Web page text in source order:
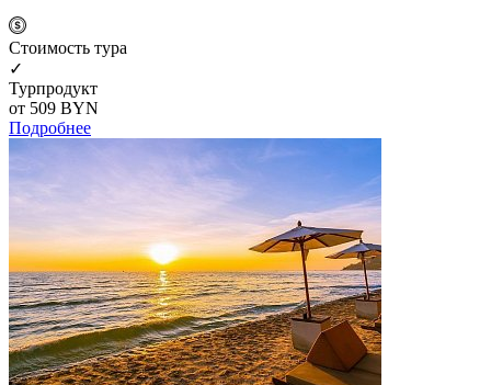
Cтоимость тура
✓
Турпродукт
от 509 BYN
Подробнее